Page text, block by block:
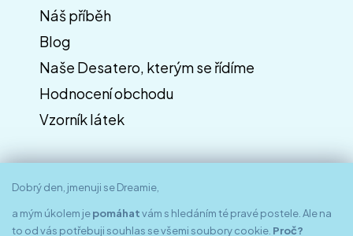
Dobrý den, jmenuji se Dreamie,
a mým úkolem jepomáhatvám s hledáním té pravé postele. Ale na
to od vás potřebuji souhlas se všemi soubory cookie. Proč?
Náš příběh
Blog
Naše Desatero, kterým se řídíme
Hodnocení obchodu
Vzorník látek